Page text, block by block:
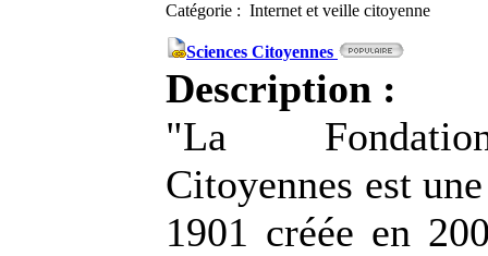
Catégorie : Internet et veille citoyenne
Sciences Citoyennes
Description :
"La
Citoyennes est
1901 créée en